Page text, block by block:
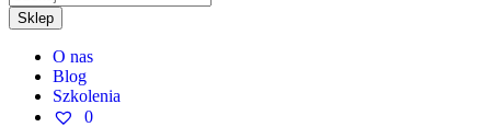
Sklep
O nas
Blog
Szkolenia
0